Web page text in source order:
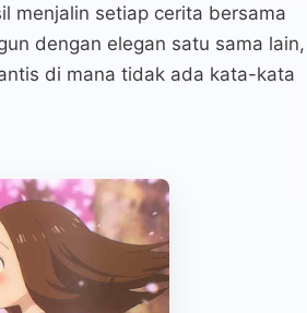
menjalin setiap cerita bersama
dengan elegan satu sama lain,
di mana tidak ada kata-kata